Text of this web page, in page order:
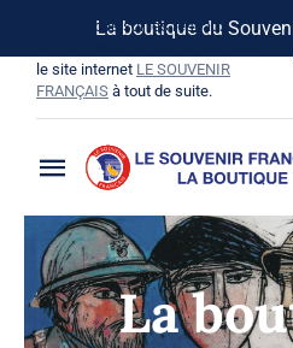
La boutique du
contenu
Suivez-nous sur les réseaux
le site internet LE SOUVENIR
FRANÇAIS à tout de suite.
Toggle
Navigation
La Boutique
Vins SF-Bardins
La